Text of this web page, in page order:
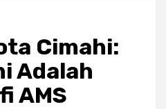
Cimahi:
Adalah
AMS